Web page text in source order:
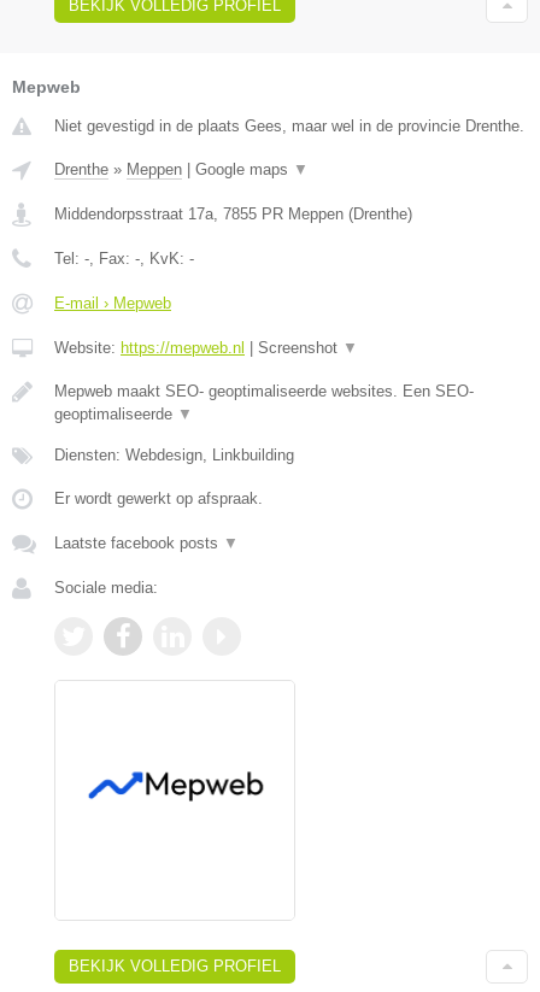
BEKIJK VOLLEDIG PROFIEL
Mepweb
Niet gevestigd in de plaats Gees, maar wel in de provincie Drenthe.
Drenthe » Meppen Google maps ▼
Middendorpsstraat 17a, 7855 PR Meppen (Drenthe)
Tel: -, Fax: -, KvK: -
E-mail › Mepweb
Website: https://mepweb.nl Screenshot ▼
Mepweb maakt SEO- geoptimaliseerde websites. Een SEO-
geoptimaliseerde ▼
Diensten: Webdesign, Linkbuilding
Er wordt gewerkt op afspraak.
Laatste facebook posts ▼
Sociale media:
BEKIJK VOLLEDIG PROFIEL